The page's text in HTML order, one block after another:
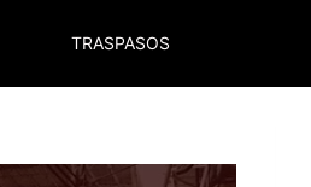
TRASPASOS